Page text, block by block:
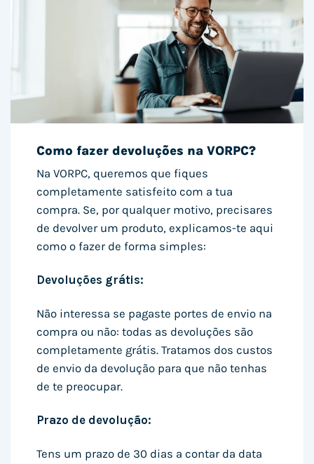
Como fazer devoluções na VORPC?
Na VORPC, queremos que fiques
completamente satisfeito com a tua
compra. Se, por qualquer motivo, precisares
de devolver um produto, explicamos-te aqui
como o fazer de forma simples:
Devoluções grátis:
Não interessa se pagaste portes de envio na
compra ou não: todas as devoluções são
completamente grátis. Tratamos dos custos
de envio da devolução para que não tenhas
de te preocupar.
Prazo de devolução:
Tens um prazo de 30 dias a contar da data